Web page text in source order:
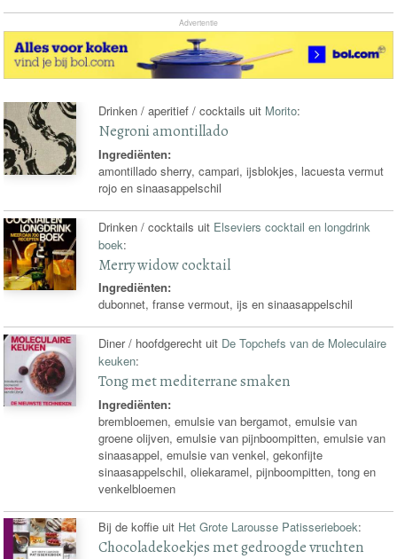
Advertentie
Drinken / aperitief / cocktails uit Morito:
Negroni amontillado
Ingrediënten:
amontillado sherry, campari, ijsblokjes, lacuesta vermut
rojo en sinaasappelschil
Drinken / cocktails uit Elseviers cocktail en longdrink
boek:
Merry widow cocktail
Ingrediënten:
dubonnet, franse vermout, ijs en sinaasappelschil
Diner / hoofdgerecht uit De Topchefs van de Moleculaire
keuken:
Tong met mediterrane smaken
Ingrediënten:
brembloemen, emulsie van bergamot, emulsie van
groene olijven, emulsie van pijnboompitten, emulsie van
sinaasappel, emulsie van venkel, gekonfijte
sinaasappelschil, oliekaramel, pijnboompitten, tong en
venkelbloemen
Bij de koffie uit Het Grote Larousse Patisserieboek:
Chocoladekoekjes met gedroogde vruchten